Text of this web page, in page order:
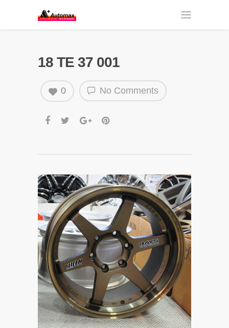
18 TE 37 001
No Comments
0